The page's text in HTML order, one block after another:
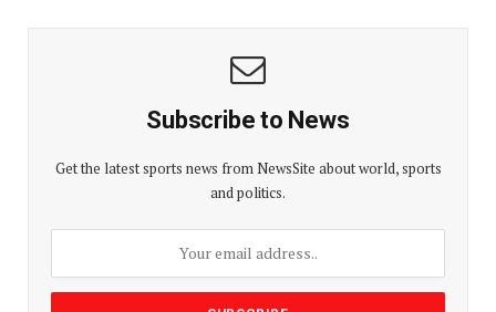
Subscribe to News
Get the latest sports news from NewsSite about world, sports
and politics.